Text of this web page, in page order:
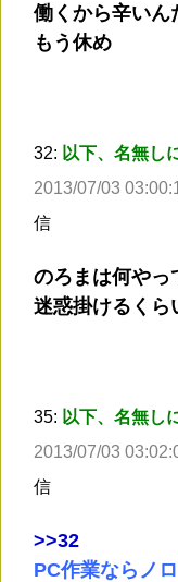
働くから辛いん
もう休め
32: 以下、名無し
2013/07/03
信
のろまは何やっ
迷惑掛けるくら
35: 以下、名無し
2013/07/03
信
>>32
PC作業ならノ